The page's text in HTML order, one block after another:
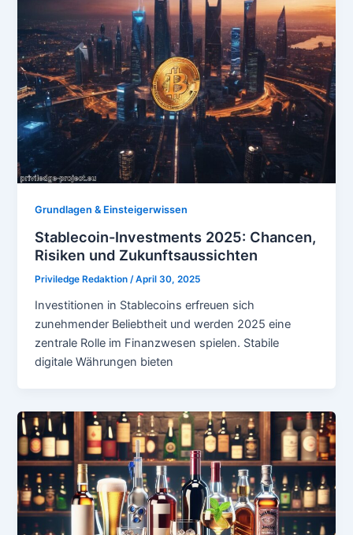
Grundlagen & Einsteigerwissen
Stablecoin-Investments 2025: Chancen,
Risiken und Zukunftsaussichten
Priviledge Redaktion/April 30, 2025
Investitionen in Stablecoins erfreuen sich
zunehmender Beliebtheit und werden 2025 eine
zentrale Rolle im Finanzwesen spielen. Stabile
digitale Währungen bieten